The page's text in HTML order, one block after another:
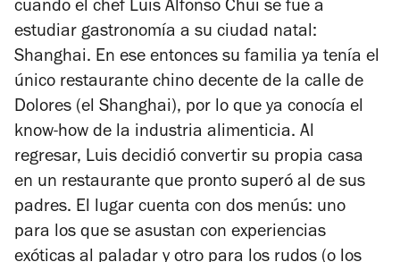
cuando el chef Luis Alfonso Chui se fue a
estudiar gastronomía a su ciudad natal:
Shanghai. En ese entonces su familia ya tenía el
único restaurante chino decente de la calle de
Dolores (el Shanghai), por lo que ya conocía el
know-how de la industria alimenticia. Al
regresar, Luis decidió convertir su propia casa
en un restaurante que pronto superó al de sus
padres. El lugar cuenta con dos menús: uno
para los que se asustan con experiencias